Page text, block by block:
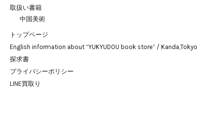
取扱い書籍
中国美術
トップページ
English information about “YUKYUDOU book store” / Kanda,Tokyo
探求書
プライバシーポリシー
LINE買取り